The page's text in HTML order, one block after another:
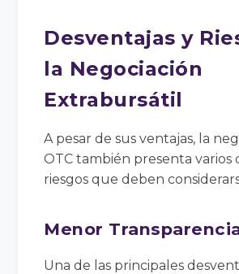
Desventajas y
la Negociación
Extrabursátil
A pesar de sus ventajas, la
OTC también presenta varios
riesgos que deben
Menor
Una de las principales